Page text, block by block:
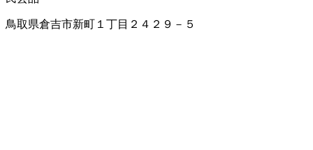
鳥取県倉吉市新町１丁目２４２９－５